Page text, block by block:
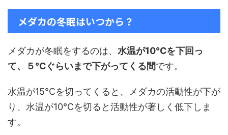
メダカの冬眠はいつから？
メダカが冬眠をするのは、 水温が10℃を下回っ
て、５℃ぐらいまで下がってくる間です。
水温が15℃を切ってくると、メダカの活動性が下が
り、水温が10℃を切ると活動性が著しく低下しま
す。